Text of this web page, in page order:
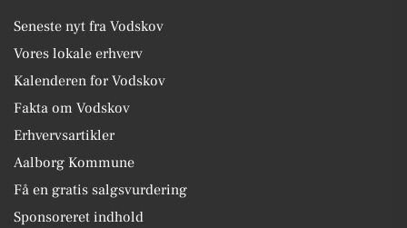
Seneste nyt fra Vodskov
Vores lokale erhverv
Kalenderen for Vodskov
Fakta om Vodskov
Erhvervsartikler
Aalborg Kommune
Få en gratis salgsvurdering
Sponsoreret indhold